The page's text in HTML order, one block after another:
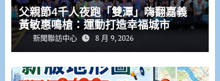
父親節4千人夜跑「雙潭」嗨翻嘉義
黃敏惠鳴槍：運動打造幸福城市
新聞聯訪中心 8 月 9, 2026